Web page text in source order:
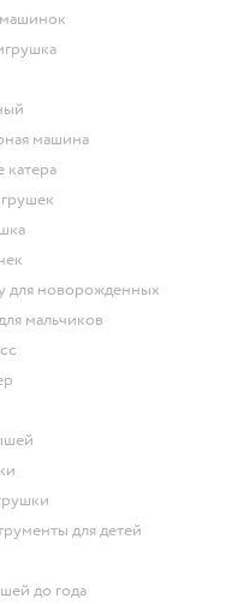
машинок
машина
катера
для новорожденных
мальчиков
для детей
до года